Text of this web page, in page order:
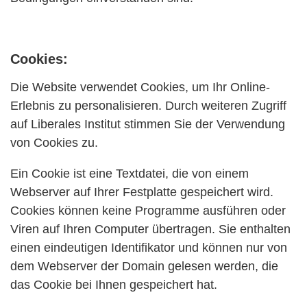
Cookies:
Die Website verwendet Cookies, um Ihr Online-
Erlebnis zu personalisieren. Durch weiteren Zugriff
auf Liberales Institut stimmen Sie der Verwendung
von Cookies zu.
Ein Cookie ist eine Textdatei, die von einem
Webserver auf Ihrer Festplatte gespeichert wird.
Cookies können keine Programme ausführen oder
Viren auf Ihren Computer übertragen. Sie enthalten
einen eindeutigen Identifikator und können nur von
dem Webserver der Domain gelesen werden, die
das Cookie bei Ihnen gespeichert hat.